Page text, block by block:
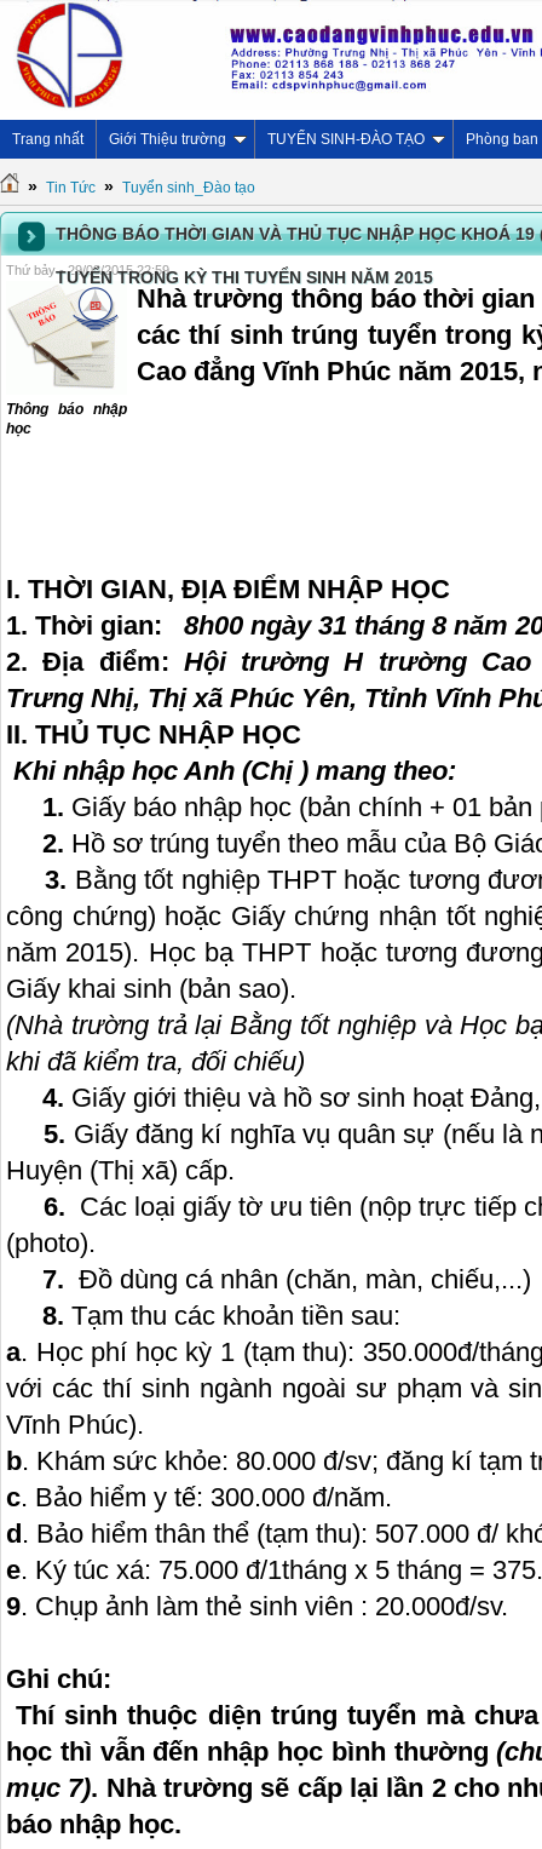
Trang nhất Giới Thiệu trường TUYỂN SINH-ĐÀO TẠO Phòng ban
» Tin Tức » Tuyển sinh_Đào tạo
THÔNG BÁO THỜI GIAN VÀ THỦ TỤC NHẬP HỌC KHOÁ
TUYỂN TRONG KỲ THI TUYỂN SINH NĂM 2015
Thứ bảy - 29/08/2015 22:59
Thông báo nhập
học
Nhà trường thông báo thời
các thí sinh trúng tuyển trong
Cao đẳng Vĩnh Phúc năm 2015,
I. THỜI GIAN, ĐỊA ĐIỂM NHẬP HỌC
1. Thời gian: 8h00 ngày 31 tháng 8 năm
2. Địa điểm: Hội trường H trường Cao
Trưng Nhị, Thị xã Phúc Yên, Ttỉnh Vĩnh
II. THỦ TỤC NHẬP HỌC
Khi nhập học Anh (Chị ) mang theo:
1. Giấy báo nhập học (bản chính + 01 bản
2. Hồ sơ trúng tuyển theo mẫu của Bộ
3. Bằng tốt nghiệp THPT hoặc tương
công chứng) hoặc Giấy chứng nhận tốt
năm 2015). Học bạ THPT hoặc tương
Giấy khai sinh (bản sao).
(Nhà trường trả lại Bằng tốt nghiệp và Học
khi đã kiểm tra, đối chiếu)
4. Giấy giới thiệu và hồ sơ sinh hoạt
5. Giấy đăng kí nghĩa vụ quân sự (nếu là
Huyện (Thị xã) cấp.
6. Các loại giấy tờ ưu tiên (nộp trực tiếp
(photo).
7. Đồ dùng cá nhân (chăn, màn, chiếu,...)
8. Tạm thu các khoản tiền sau:
a. Học phí học kỳ 1 (tạm thu): 350.000đ/
với các thí sinh ngành ngoài sư phạm và
Vĩnh Phúc).
b. Khám sức khỏe: 80.000 đ/sv; đăng kí tạm
c. Bảo hiểm y tế: 300.000 đ/năm.
d. Bảo hiểm thân thể (tạm thu): 507.000 đ/
e. Ký túc xá: 75.000 đ/1tháng x 5 tháng =
9. Chụp ảnh làm thẻ sinh viên : 20.000đ/sv.
Ghi chú:
Thí sinh thuộc diện trúng tuyển mà
học thì vẫn đến nhập học bình thường
mục 7). Nhà trường sẽ cấp lại lần 2 cho
báo nhập học.